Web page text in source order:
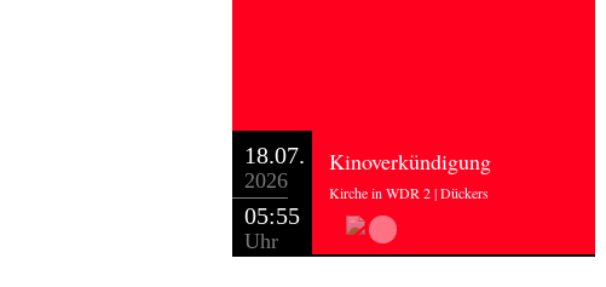
18.07.
2026
05:55
Uhr
Kinoverkündigung
Kirche in WDR 2 | Dückers